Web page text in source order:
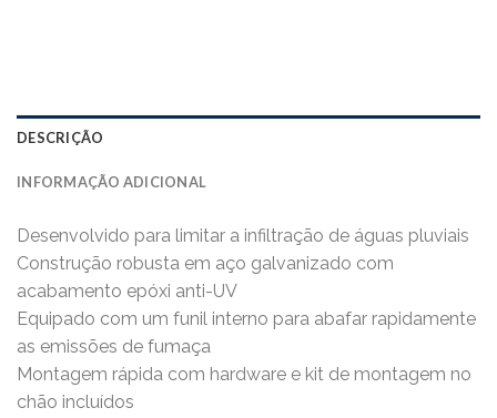
DESCRIÇÃO
INFORMAÇÃO ADICIONAL
Desenvolvido para limitar a infiltração de águas pluviais
Construção robusta em aço galvanizado com
acabamento epóxi anti-UV
Equipado com um funil interno para abafar rapidamente
as emissões de fumaça
Montagem rápida com hardware e kit de montagem no
chão incluídos